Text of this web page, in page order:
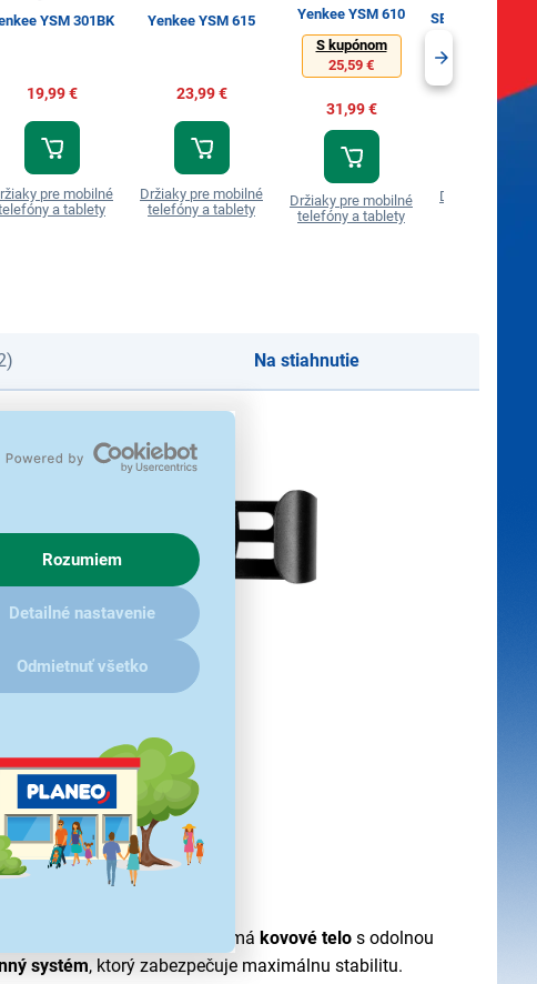
Rozumiem
Detailné nastavenie
Odmietnuť všetko
YSM 301BK
19,99 €
pre mobilné
a tablety
Yenkee YSM 615
23,99 €
Držiaky pre mobilné
telefóny a tablety
Yenkee YSM 610
S kupónom
25,59 €
31,99 €
Držiaky pre mobilné
telefóny a tablety
SBS Držiak E-
kolobežky a
20,99 €
Držiaky pre
Na stiahnutie
počas jazdy
Yenkee YSM 410BK čierny má kovové telos odolnou
systém, ktorý zabezpečuje maximálnu stabilitu.